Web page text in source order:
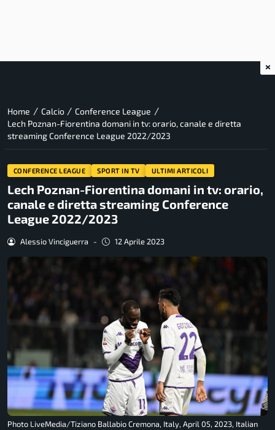
Home / Calcio / Conference League /
Lech Poznan-Fiorentina domani in tv: orario, canale e diretta
streaming Conference League 2022/2023
CONFERENCE LEAGUE SPORT IN TV ULTIMI ARTICOLI
Lech Poznan-Fiorentina domani in tv: orario,
canale e diretta streaming Conference
League 2022/2023
Alessio Vinciguerra - 12 Aprile 2023
Photo LiveMedia/Tiziano Ballabio Cremona, Italy, April 05, 2023, Italian
×